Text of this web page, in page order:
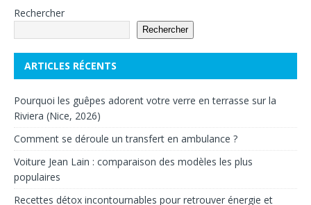
Rechercher
Rechercher
ARTICLES RÉCENTS
Pourquoi les guêpes adorent votre verre en terrasse sur la
Riviera (Nice, 2026)
Comment se déroule un transfert en ambulance ?
Voiture Jean Lain : comparaison des modèles les plus
populaires
Recettes détox incontournables pour retrouver énergie et